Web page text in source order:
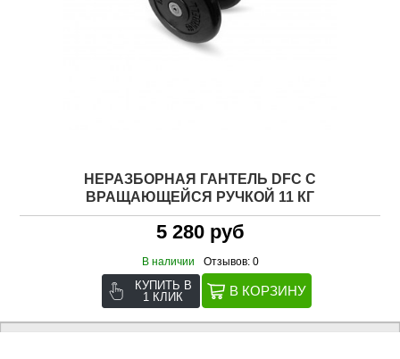
НЕРАЗБОРНАЯ ГАНТЕЛЬ DFC C
ВРАЩАЮЩЕЙСЯ РУЧКОЙ 11 КГ
5 280 руб
В наличии Отзывов: 0
КУПИТЬ В
1 КЛИК